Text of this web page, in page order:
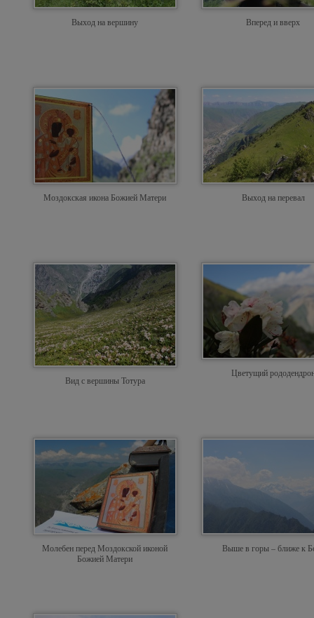
Выход на вершину Вперед и вверх
Моздокская икона Божией Матери Выход на перевал
Вид с вершины Тотура
Цветущий
Молебен перед Моздокской иконой
Божией Матери
Выше в горы – ближе к